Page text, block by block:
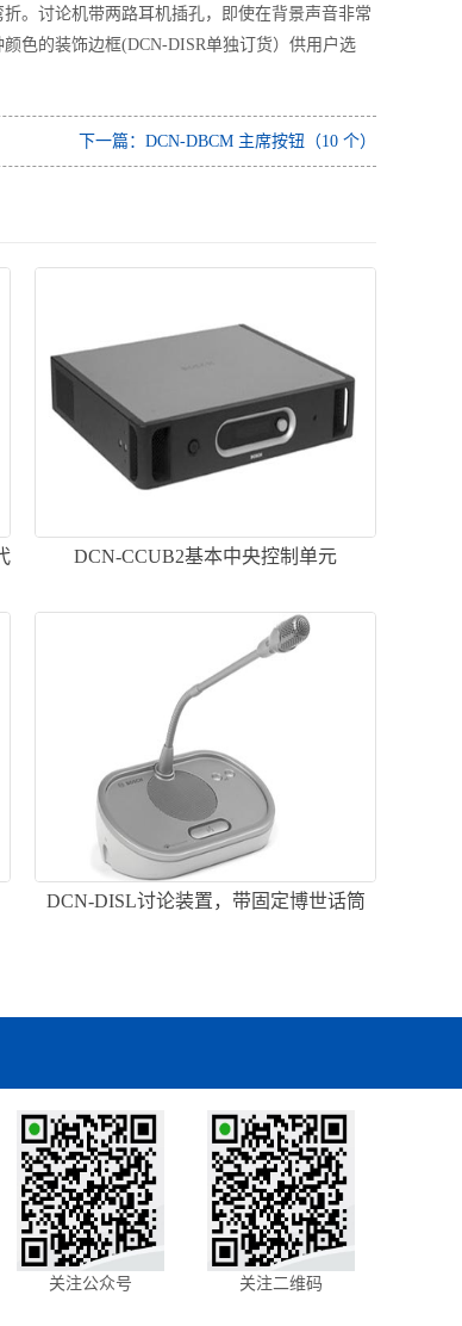
。讨论机带两路耳机插孔，即使在背景声音非常
色的装饰边框(DCN-DISR单独订货）供用户选
下一篇：DCN-DBCM 主席按钮（10 个）
DCN-CCUB2基本中央控制单元
DCN-DISL讨论装置，带固定博世话筒
关注公众号 关注二维码